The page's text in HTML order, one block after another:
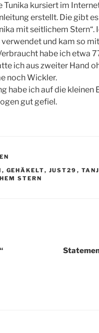
kursiert im
erstellt. Die gibt
mit seitlichem
und kam so
habe ich etwa
ich aus zweiter Hand
noch Wickler.
habe ich auf die kleinen
gut gefiel.
, GEHÄKELT, JUST29 ,
STERN